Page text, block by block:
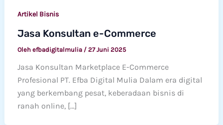
Artikel Bisnis
Jasa Konsultan e-Commerce
Oleh efbadigitalmulia / 27 Juni 2025
Jasa Konsultan Marketplace E-Commerce
Profesional PT. Efba Digital Mulia Dalam era digital
yang berkembang pesat, keberadaan bisnis di
ranah online, […]